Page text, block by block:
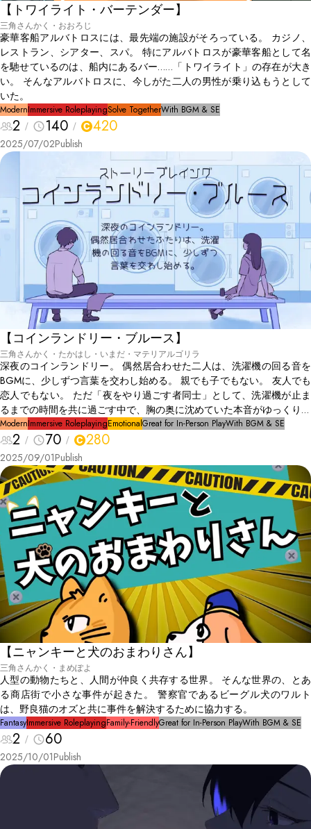
【トワイライト・バーテンダー】
三角さんかく・おおろじ
豪華客船アルバトロスには、最先端の施設がそろっている。 カジノ、
レストラン、シアター、スパ。 特にアルバトロスが豪華客船として名
を馳せているのは、船内にあるバー……「トワイライト」の存在が大き
い。 そんなアルバトロスに、今しがた二人の男性が乗り込もうとして
いた。
ModernImmersive RoleplayingSolve TogetherWith BGM & SE
2 140 420
2025/07/02Publish
【コインランドリー・ブルース】
三角さんかく・たかはし・いまだ・マテリアルゴリラ
深夜のコインランドリー。 偶然居合わせた二人は、洗濯機の回る音を
BGMに、少しずつ言葉を交わし始める。 親でも子でもない。 友人でも
恋人でもない。 ただ「夜をやり過ごす者同士」として、洗濯機が止ま
るまでの時間を共に過ごす中で、胸の奥に沈めていた本音がゆっくりと
顔を出していく。 これは繋がらないはずだった二つの孤独が、ほんの
わずかに重なった夜の物語。
ModernImmersive RoleplayingEmotionalGreat for In-Person PlayWith BGM & SE
2 70 280
2025/09/01Publish
【ニャンキーと犬のおまわりさん】
三角さんかく・まめぽよ
人型の動物たちと、人間が仲良く共存する世界。 そんな世界の、とあ
る商店街で小さな事件が起きた。 警察官であるビーグル犬のワルト
は、野良猫のオズと共に事件を解決するために協力する。
FantasyImmersive RoleplayingFamily-FriendlyGreat for In-Person PlayWith BGM & SE
2 60
2025/10/01Publish